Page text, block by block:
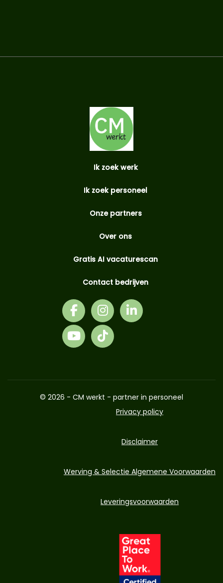
Ik zoek werk
Ik zoek personeel
Onze partners
Over ons
Gratis AI vacaturescan
Contact bedrijven
© 2026 - CM werkt - partner in personeel
Privacy policy
Disclaimer
Werving & Selectie Algemene Voorwaarden
Leveringsvoorwaarden